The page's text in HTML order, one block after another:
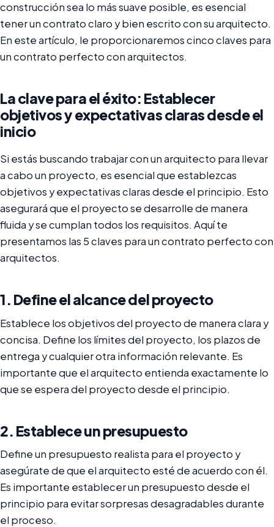
construcción sea lo más suave posible, es esencial
tener un contrato claro y bien escrito con su arquitecto.
En este artículo, le proporcionaremos cinco claves para
un contrato perfecto con arquitectos.
La clave para el éxito: Establecer
objetivos y expectativas claras desde el
inicio
Si estás buscando trabajar con un arquitecto para llevar
a cabo un proyecto, es esencial que establezcas
objetivos y expectativas claras desde el principio. Esto
asegurará que el proyecto se desarrolle de manera
fluida y se cumplan todos los requisitos. Aquí te
presentamos las 5 claves para un contrato perfecto con
arquitectos.
1. Define el alcance del proyecto
Establece los objetivos del proyecto de manera clara y
concisa. Define los límites del proyecto, los plazos de
entrega y cualquier otra información relevante. Es
importante que el arquitecto entienda exactamente lo
que se espera del proyecto desde el principio.
2. Establece un presupuesto
Define un presupuesto realista para el proyecto y
asegúrate de que el arquitecto esté de acuerdo con él.
Es importante establecer un presupuesto desde el
principio para evitar sorpresas desagradables durante
el proceso.